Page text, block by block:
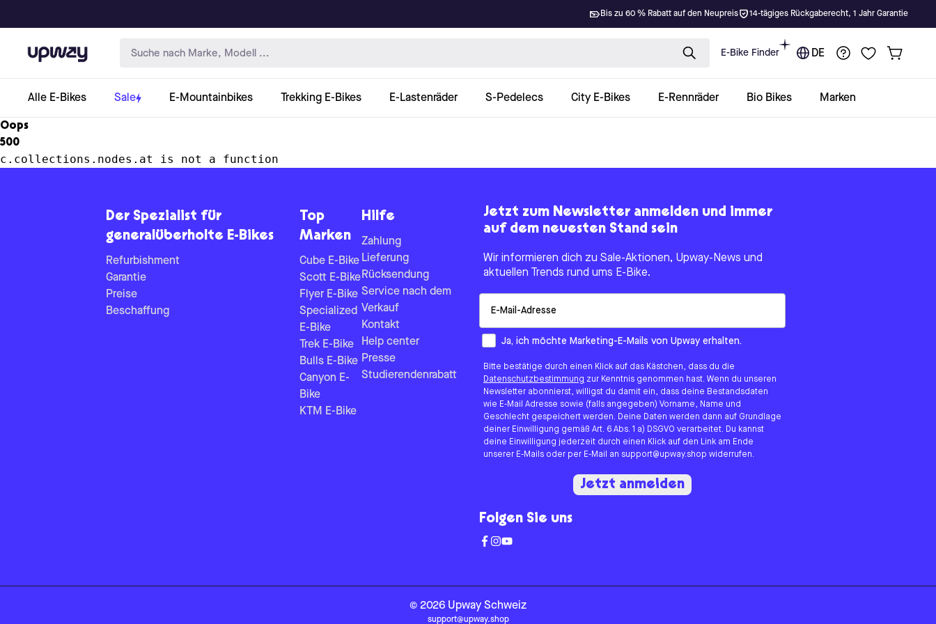
Bis zu 60 % Rabatt auf den Neupreis 14-tägiges Rückgaberecht, 1 Jahr Garantie
Upway E-Bike Finder DE
Alle E-Bikes Sale E-Mountainbikes Trekking E-Bikes E-Lastenräder S-Pedelecs City E-Bikes E-Rennräder Bio Bikes Marken
Oops
500
c.collections.nodes.at is not a function
Der Spezialist für
generalüberholte E-Bikes
Refurbishment
Garantie
Preise
Beschaffung
Top
Marken
Cube E-Bike
Scott E-Bike
Flyer E-Bike
Specialized
E-Bike
Trek E-Bike
Bulls E-Bike
Canyon E-
Bike
KTM E-Bike
Hilfe
Zahlung
Lieferung
Rücksendung
Service nach dem
Verkauf
Kontakt
Help center
Presse
Studierendenrabatt
Jetzt zum Newsletter anmelden und immer
auf dem neuesten Stand sein
Wir informieren dich zu Sale-Aktionen, Upway-News und
aktuellen Trends rund ums E-Bike.
How would you like to hear from us?
Ja, ich möchte Marketing-E-Mails von Upway erhalten.
Bitte bestätige durch einen Klick auf das Kästchen, dass du die
Datenschutzbestimmung zur Kenntnis genommen hast. Wenn du unseren
Newsletter abonnierst, willigst du damit ein, dass deine Bestandsdaten
wie E-Mail Adresse sowie (falls angegeben) Vorname, Name und
Geschlecht gespeichert werden. Deine Daten werden dann auf Grundlage
deiner Einwilligung gemäß Art. 6 Abs. 1 a) DSGVO verarbeitet. Du kannst
deine Einwilligung jederzeit durch einen Klick auf den Link am Ende
unserer E-Mails oder per E-Mail an support@upway.shop widerrufen.
Jetzt anmelden
Folgen Sie uns
© 2026 Upway Schweiz
support@upway.shop